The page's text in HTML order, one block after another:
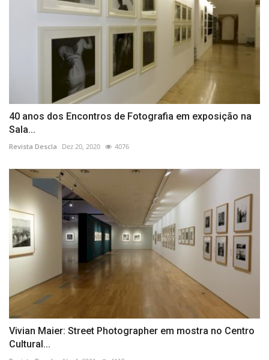
40 anos dos Encontros de Fotografia em exposição na
Sala...
Revista Descla Dez 20, 2020 4076
Vivian Maier: Street Photographer em mostra no Centro
Cultural...